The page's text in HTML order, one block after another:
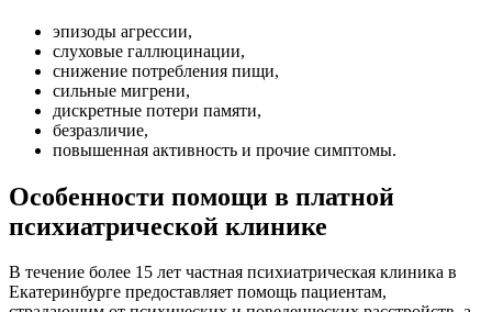
эпизоды агрессии,
слуховые галлюцинации,
снижение потребления пищи,
сильные мигрени,
дискретные потери памяти,
безразличие,
повышенная активность и прочие симптомы.
Особенности помощи в платной
психиатрической клинике
В течение более 15 лет частная психиатрическая клиника в
Екатеринбурге предоставляет помощь пациентам,